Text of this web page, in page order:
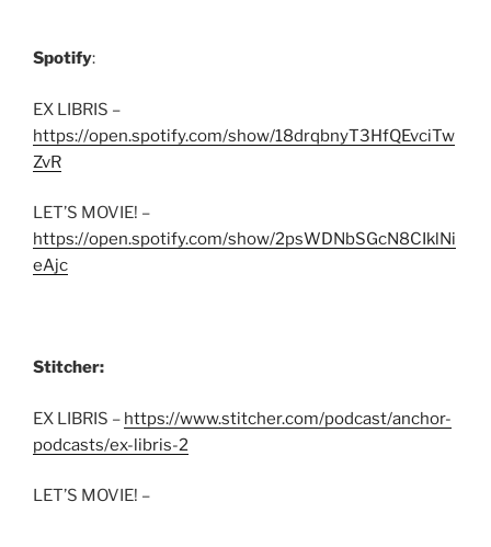
Spotify:
EX LIBRIS –
https://open.spotify.com/show/18drqbnyT3HfQEvciTw
ZvR
LET’S MOVIE! –
https://open.spotify.com/show/2psWDNbSGcN8CIklNi
eAjc
Stitcher:
EX LIBRIS – https://www.stitcher.com/podcast/anchor-
podcasts/ex-libris-2
LET’S MOVIE! –